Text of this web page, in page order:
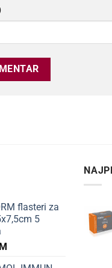
flasteri za
5